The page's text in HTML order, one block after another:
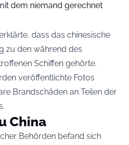
dem niemand gerechnet
dass das chinesische
zu den während des
Schiffen gehörte.
veröffentlichte Fotos
Brandschäden an Teilen der
China
Behörden befand sich